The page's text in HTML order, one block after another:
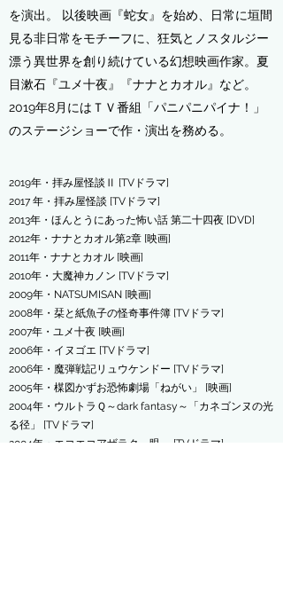
を演出。 以後映画『蛇女』を始め、日常に垣間
見る非日常をモチーフに、狂気とノスタルジー
漂う異世界を創り続けている幻想映画作家。夏
目漱石『ユメ十夜』『ナナとカオル』など。
2019年8月にはＴＶ番組「パニパニパイナ！」
のステージショーで作・演出を務める。
2019年・拝み屋怪談Ⅱ [TVドラマ]
2017 年・拝み屋怪談 [TVドラマ]
2013年・ほんとうにあった怖い話 第二十四夜 [DVD]
2012年・ナナとカオル第2章 [映画]
2011年・ナナとカオル [映画]
2010年・大魔神カノン [TVドラマ]
2009年・NATSUMISAN [映画]
2008年・栞と紙魚子の怪奇事件簿 [TVドラマ]
2007年・ユメ十夜 [映画]
2006年・イヌゴエ [TVドラマ]
2006年・魔弾戦記リュウケンドー [TVドラマ]
2005年・楳図かずお恐怖劇場「ねがい」 [映画]
2004年・ウルトラＱ～dark fantasy～「カネゴンヌの光
る径」 [TVドラマ]
2004年・エコエコアザラク～眼～ [TVドラマ]